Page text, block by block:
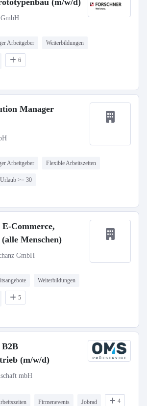
(m/w/d)
Arbeitgeber Weiterbildungen
6
Manager
Arbeitgeber Flexible Arbeitszeiten
Urlaub >= 30
Commerce,
Menschen)
GmbH
Weiterbildungen
5
B2B
(m/w/d)
mbH
Firmenevents Jobrad 4